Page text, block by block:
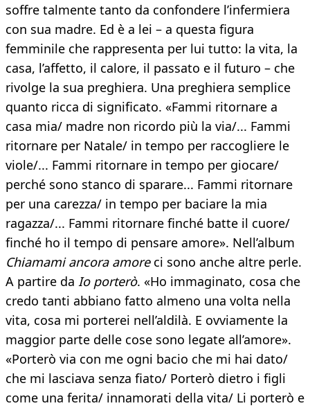
soffre talmente tanto da confondere l’infermiera
con sua madre. Ed è a lei – a questa figura
femminile che rappresenta per lui tutto: la vita, la
casa, l’affetto, il calore, il passato e il futuro – che
rivolge la sua preghiera. Una preghiera semplice
quanto ricca di significato. «Fammi ritornare a
casa mia/ madre non ricordo più la via/... Fammi
ritornare per Natale/ in tempo per raccogliere le
viole/... Fammi ritornare in tempo per giocare/
perché sono stanco di sparare... Fammi ritornare
per una carezza/ in tempo per baciare la mia
ragazza/... Fammi ritornare finché batte il cuore/
finché ho il tempo di pensare amore». Nell’album
Chiamami ancora amoreci sono anche altre perle.
A partire da Io porterò. «Ho immaginato, cosa che
credo tanti abbiano fatto almeno una volta nella
vita, cosa mi porterei nell’aldilà. E ovviamente la
maggior parte delle cose sono legate all’amore».
«Porterò via con me ogni bacio che mi hai dato/
che mi lasciava senza fiato/ Porterò dietro i figli
come una ferita/ innamorati della vita/ Li porterò e